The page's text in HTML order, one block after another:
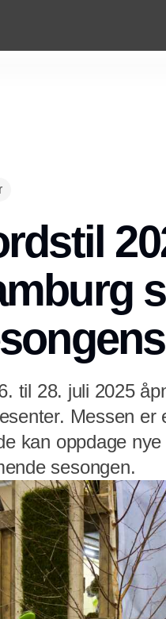
til 28. juli 2025
Messen er
kan oppdage
sesongen.